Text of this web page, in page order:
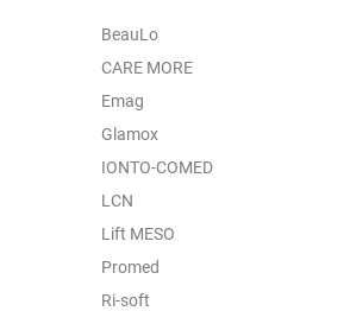
BeauLo
CARE MORE
Emag
Glamox
IONTO-COMED
LCN
Lift MESO
Promed
Ri-soft